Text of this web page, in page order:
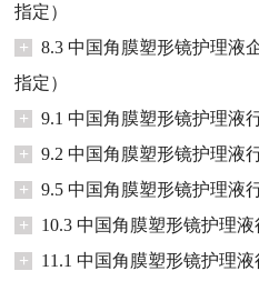
指定）
+
8.3 中国角膜塑形镜护理液
指定）
+
9.1 中国角膜塑形镜护理液
+
9.2 中国角膜塑形镜护理液
+
9.5 中国角膜塑形镜护理液
+
10.3 中国角膜塑形镜护理
+
11.1 中国角膜塑形镜护理